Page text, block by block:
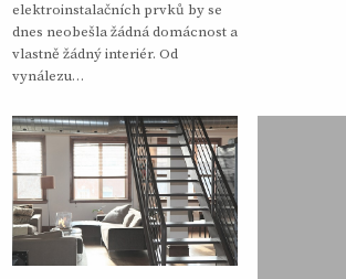
elektroinstalačních prvků by se
dnes neobešla žádná domácnost a
vlastně žádný interiér. Od
vynálezu…